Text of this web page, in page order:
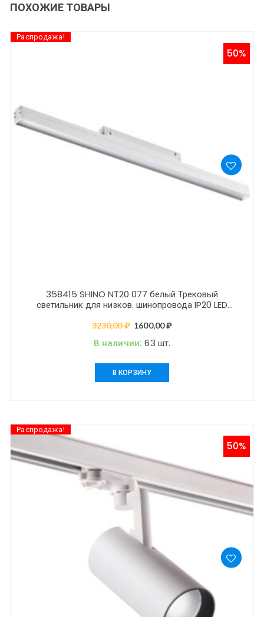
ПОХОЖИЕ ТОВАРЫ
Распродажа!
358415 SHINO NT20 077 белый Трековый
светильник для низков. шинопровода IP20 LED
3230,00₽ Первоначальная
цена
3230,00 ₽.
1600,00₽Текущая
В наличии:63 шт.
50%
В КОРЗИНУ
Распродажа!
50%